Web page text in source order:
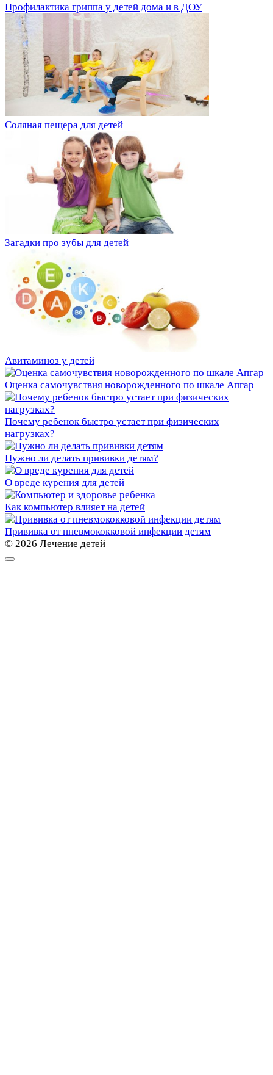
Профилактика гриппа у детей дома и в ДОУ
Соляная пещера для детей
Загадки про зубы для детей
Авитаминоз у детей
Оценка самочувствия новорожденного по шкале Апгар
Почему ребенок быстро устает при физических
нагрузках?
Нужно ли делать прививки детям?
О вреде курения для детей
Как компьютер влияет на детей
Прививка от пневмококковой инфекции детям
© 2026 Лечение детей